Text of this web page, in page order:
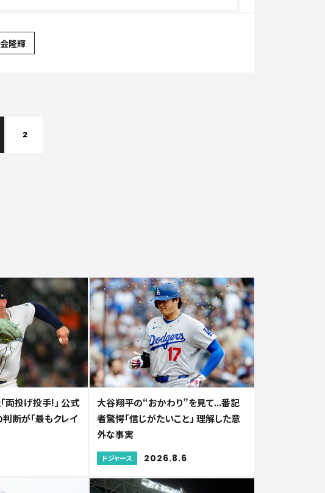
隆輝
2
両投げ投手!」 公式
断が「最もクレイ
大谷翔平の“おかわり”を見て...番記
者驚愕「信じがたいこと」 理解した意
外な事実
ドジャース 2026.8.6